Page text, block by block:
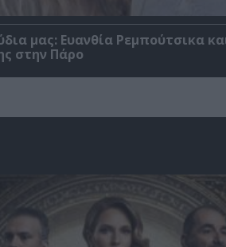
μας: Ευανθία Ρεμπούτσικα
στην Πάρο